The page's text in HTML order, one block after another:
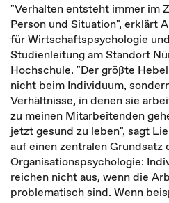
"Verhalten entsteht immer im
Person und Situation", erklärt
für Wirtschaftspsychologie
Studienleitung am Standort
Hochschule. "Der größte
nicht beim Individuum,
Verhältnisse, in denen sie
zu meinen Mitarbeitenden
jetzt gesund zu leben", sagt
auf einen zentralen Grundsatz
Organisationspsychologie:
reichen nicht aus, wenn die
problematisch sind. Wenn